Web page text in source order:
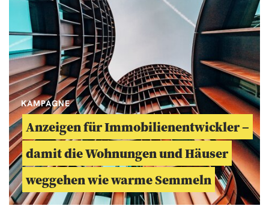
KAMPAGNE
Anzeigen für Immobilienentwickler –
damit die Wohnungen und Häuser
weggehen wie warme Semmeln